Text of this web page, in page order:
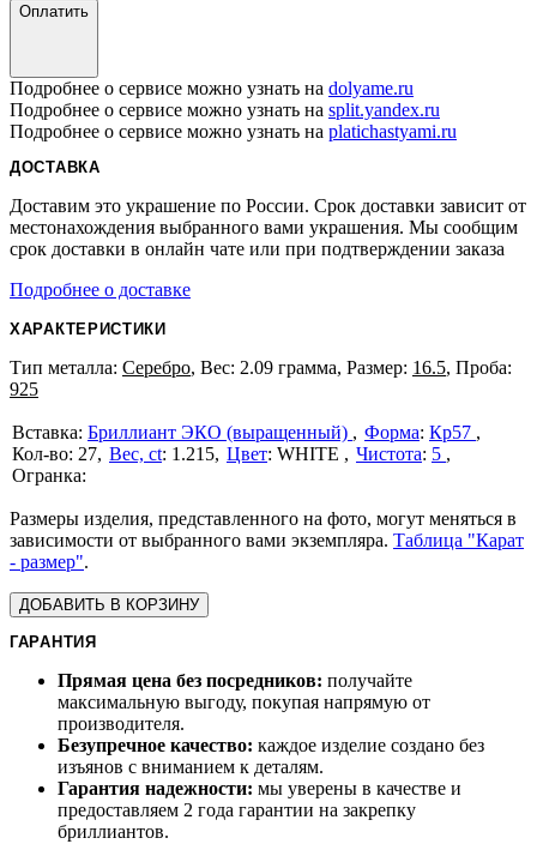
Оплатить
Подробнее о сервисе можно узнать на dolyame.ru
Подробнее о сервисе можно узнать на split.yandex.ru
Подробнее о сервисе можно узнать на platichastyami.ru
ДОСТАВКА
Доставим это украшение по России. Срок доставки зависит от
местонахождения выбранного вами украшения. Мы сообщим
срок доставки в онлайн чате или при подтверждении заказа
Подробнее о доставке
ХАРАКТЕРИСТИКИ
Тип металла: Серебро, Вес: 2.09 грамма, Размер: 16.5, Проба:
925
Бриллиант ЭКО (выращенный) Форма: Кр57
27 Вес, ct: 1.215 Цвет: WHITE Чистота: 5
Размеры изделия, представленного на фото, могут меняться в
зависимости от выбранного вами экземпляра. Таблица "Карат
- размер".
ДОБАВИТЬ В КОРЗИНУ
ГАРАНТИЯ
Прямая цена без посредников: получайте
максимальную выгоду, покупая напрямую от
производителя.
Безупречное качество: каждое изделие создано без
изъянов с вниманием к деталям.
Гарантия надежности: мы уверены в качестве и
предоставляем 2 года гарантии на закрепку
бриллиантов.